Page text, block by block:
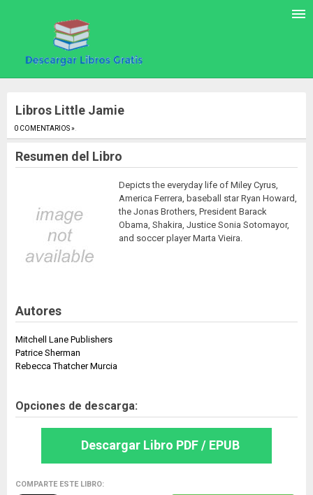
Libros Little Jamie
0 COMENTARIOS ».
Resumen del Libro
Depicts the everyday life of Miley Cyrus,
America Ferrera, baseball star Ryan Howard,
the Jonas Brothers, President Barack
Obama, Shakira, Justice Sonia Sotomayor,
and soccer player Marta Vieira.
Autores
Mitchell Lane Publishers
Patrice Sherman
Rebecca Thatcher Murcia
Opciones de descarga:
Descargar Libro PDF / EPUB
COMPARTE ESTE LIBRO: